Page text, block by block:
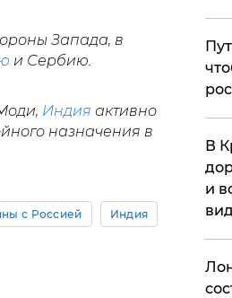
Запада, в
и Сербию.
Индия активно
назначения в
с Россией Индия
В
и